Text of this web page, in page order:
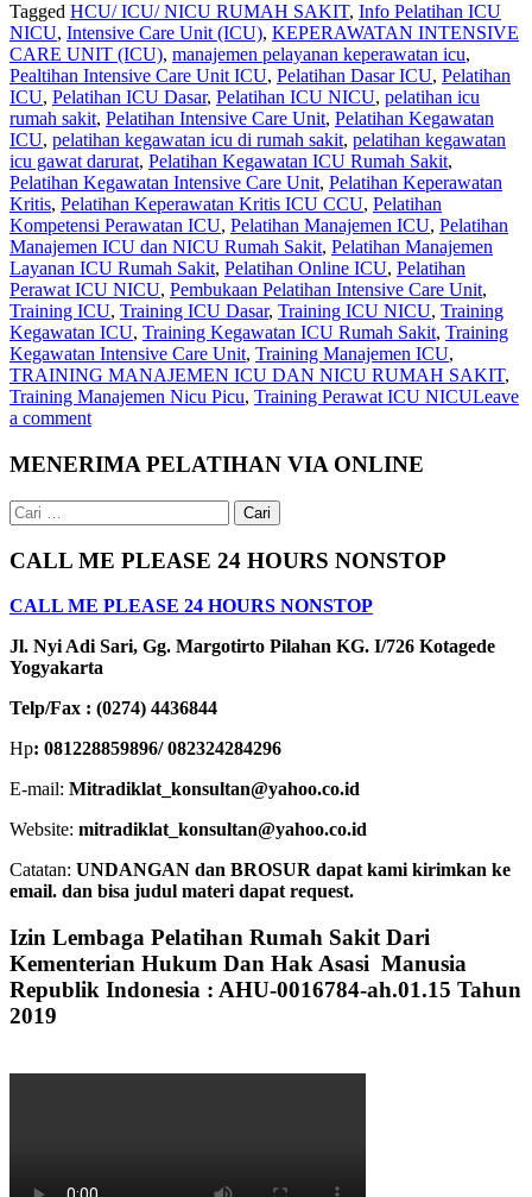
Tagged HCU/ ICU/ NICU RUMAH SAKIT, Info Pelatihan ICU
NICU, Intensive Care Unit (ICU), KEPERAWATAN INTENSIVE
CARE UNIT (ICU), manajemen pelayanan keperawatan icu,
Pealtihan Intensive Care Unit ICU, Pelatihan Dasar ICU, Pelatihan
ICU, Pelatihan ICU Dasar, Pelatihan ICU NICU, pelatihan icu
rumah sakit, Pelatihan Intensive Care Unit, Pelatihan Kegawatan
ICU, pelatihan kegawatan icu di rumah sakit, pelatihan kegawatan
icu gawat darurat, Pelatihan Kegawatan ICU Rumah Sakit,
Pelatihan Kegawatan Intensive Care Unit, Pelatihan Keperawatan
Kritis, Pelatihan Keperawatan Kritis ICU CCU, Pelatihan
Kompetensi Perawatan ICU, Pelatihan Manajemen ICU, Pelatihan
Manajemen ICU dan NICU Rumah Sakit, Pelatihan Manajemen
Layanan ICU Rumah Sakit, Pelatihan Online ICU, Pelatihan
Perawat ICU NICU, Pembukaan Pelatihan Intensive Care Unit,
Training ICU, Training ICU Dasar, Training ICU NICU, Training
Kegawatan ICU, Training Kegawatan ICU Rumah Sakit, Training
Kegawatan Intensive Care Unit, Training Manajemen ICU,
TRAINING MANAJEMEN ICU DAN NICU RUMAH SAKIT,
Training Manajemen Nicu Picu, Training Perawat ICU NICULeave
a comment
MENERIMA PELATIHAN VIA ONLINE
Cari
untuk:
CALL ME PLEASE 24 HOURS NONSTOP
CALL ME PLEASE 24 HOURS NONSTOP
Jl. Nyi Adi Sari, Gg. Margotirto Pilahan KG. I/726 Kotagede
Yogyakarta
Telp/Fax : (0274) 4436844
Hp: 081228859896/ 082324284296
E-mail: Mitradiklat_konsultan@yahoo.co.id
Website: mitradiklat_konsultan@yahoo.co.id
Catatan: UNDANGAN dan BROSUR dapat kami kirimkan ke
email. dan bisa judul materi dapat request.
Izin Lembaga Pelatihan Rumah Sakit Dari
Kementerian Hukum Dan Hak Asasi Manusia
Republik Indonesia : AHU-0016784-ah.01.15 Tahun
2019